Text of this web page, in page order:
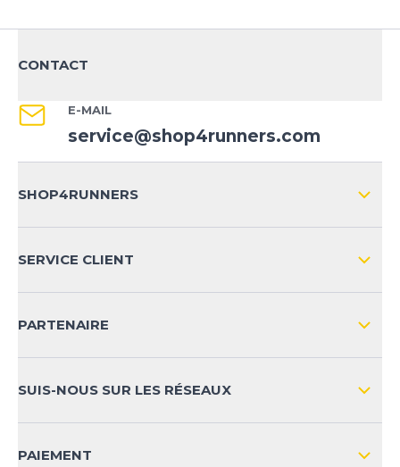
CONTACT
E-MAIL
service@shop4runners.com
SHOP4RUNNERS
SERVICE CLIENT
CONTACT
PARTENAIRE
SUIS-NOUS SUR LES RÉSEAUX
PAIEMENT